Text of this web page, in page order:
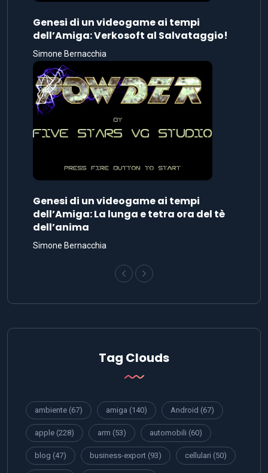
Genesi di un videogame ai tempi
dell’Amiga: Verkosoft al Salvataggio!
Simone Bernacchia
Genesi di un videogame ai tempi
dell’Amiga: La lunga e tetra ora del tè
dell’anima
Simone Bernacchia
Tag Clouds
ambiente (67) amiga (140) Android (67)
apple (228) arm (53) automobili (60)
blog (47) business-export (93) cellulari (50)